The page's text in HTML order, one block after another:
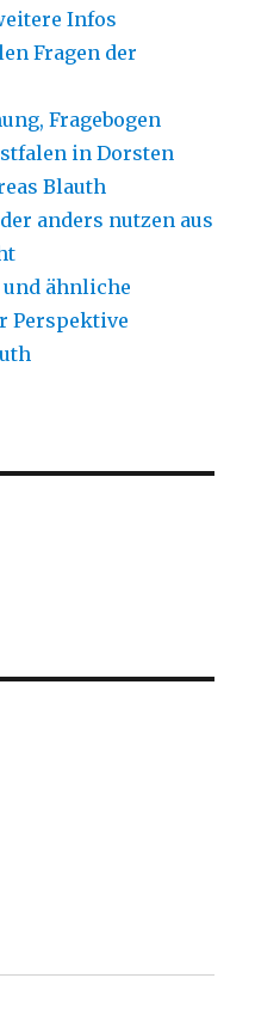
Infos
Fragen der
Fragebogen
in Dorsten
Blauth
anders nutzen aus
ähnliche
Perspektive